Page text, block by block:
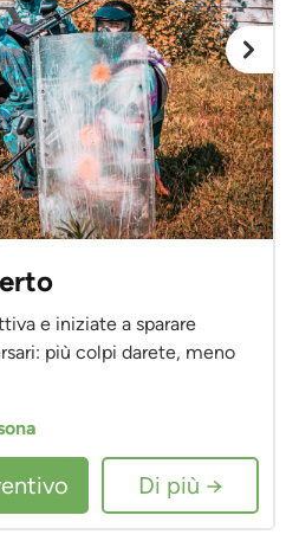
e iniziate a sparare
più colpi darete, meno
Di più →